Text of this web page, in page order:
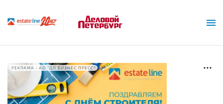
РЕКЛАМА • АО "ДП БИЗНЕС ПРЕСС"